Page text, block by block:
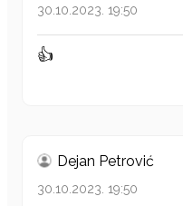
30.10.2023. 19:50
👍
Dejan Petrović
30.10.2023. 19:50